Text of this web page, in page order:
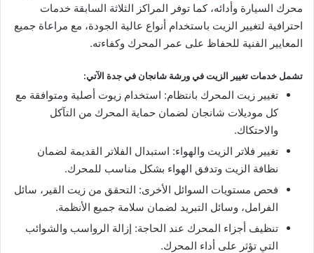
محرك السيارة وأدائه، كما توفر المراكز الثلاثة السابقة خدمات
احترافية لتغيير الزيت باستخدام أنواع عالية الجودة، مع مراعاة جميع
المعايير الفنية للحفاظ على عمر المحرك وكفاءته.
تشمل خدمات تغيير الزيت في ورشة شانجان في جدة الآتي:
تغيير زيت المحرك بانتظام: استخدام زيوت أصلية ومتوافقة مع
كل موديلات شانجان لضمان حماية المحرك من التآكل
والاحتكاك.
تغيير فلاتر الزيت والهواء: استبدال الفلاتر القديمة لضمان
نظافة الزيت وتدفق الهواء بشكل مناسب للمحرك.
فحص مستويات السوائل الأخرى: التحقق من زيت القير، سائل
الفرامل، وسائل التبريد لضمان سلامة جميع الأنظمة.
تنظيف أجزاء المحرك عند الحاجة: إزالة الرواسب والشوائب
التي تؤثر على أداء المحرك.